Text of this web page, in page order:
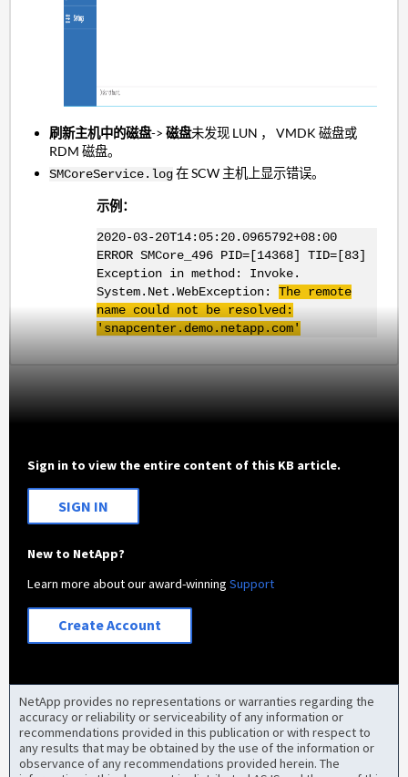
刷新主机中的磁盘->磁盘未发现 LUN ， VMDK 磁盘或
RDM 磁盘。
SMCoreService.log在 SCW 主机上显示错误。
示例：
2020-03-20T14:05:20.0965792+08:00
ERROR SMCore_496 PID=[14368] TID=[83]
Exception in method: Invoke.
System.Net.WebException: The remote
name could not be resolved:
'snapcenter.demo.netapp.com'
Sign in to view the entire content of this KB article.
SIGN IN
New to NetApp?
Learn more about our award-winningSupport
Create Account
NetApp provides no representations or warranties regarding the
accuracy or reliability or serviceability of any information or
recommendations provided in this publication or with respect to
any results that may be obtained by the use of the information or
observance of any recommendations provided herein. The